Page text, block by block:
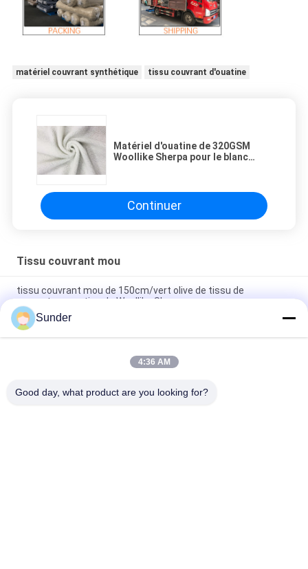
matériel couvrant synthétique tissu couvrant d'ouatine
Matériel d'ouatine de 320GSM
Woollike Sherpa pour le blanc
Continuer
Tissu couvrant mou
tissu couvrant mou de 150cm/vert olive de tissu de
couverture ouatine de Woollike Sherpa
Matériel a vérifié/530GSM couvrant synthétique couvrant
mou de tissu d'ouatine de corail
Polyester 100% vert matériel du plaid 340GSM de couverture
Sunder
4:36 AM
Good day, what product are you looking for?